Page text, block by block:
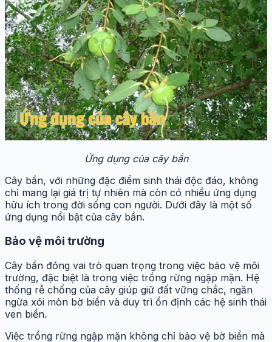
Ứng dụng của cây bần
Cây bần, với những đặc điểm sinh thái độc đáo, không
chỉ mang lại giá trị tự nhiên mà còn có nhiều ứng dụng
hữu ích trong đời sống con người. Dưới đây là một số
ứng dụng nổi bật của cây bần.
Bảo vệ môi trường
Cây bần đóng vai trò quan trọng trong việc bảo vệ môi
trường, đặc biệt là trong việc trồng rừng ngập mặn. Hệ
thống rễ chống của cây giúp giữ đất vững chắc, ngăn
ngừa xói mòn bờ biển và duy trì ổn định các hệ sinh thái
ven biển.
Việc trồng rừng ngập mặn không chỉ bảo vệ bờ biển mà